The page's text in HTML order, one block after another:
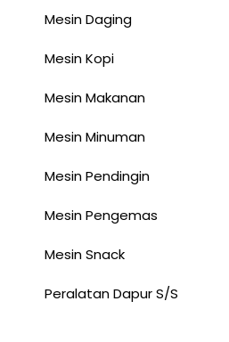
Mesin Daging
Mesin Kopi
Mesin Makanan
Mesin Minuman
Mesin Pendingin
Mesin Pengemas
Mesin Snack
Peralatan Dapur S/S